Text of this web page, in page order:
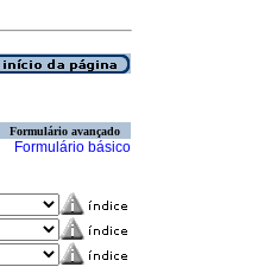
Formulário avançado
Formulário básico